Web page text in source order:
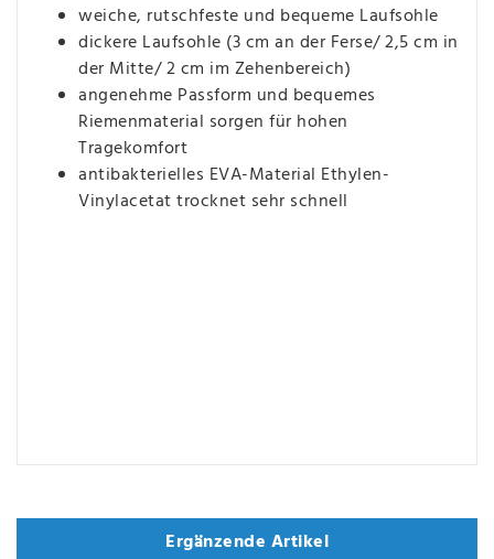
weiche, rutschfeste und bequeme Laufsohle
dickere Laufsohle (3 cm an der Ferse/ 2,5 cm in
der Mitte/ 2 cm im Zehenbereich)
angenehme Passform und bequemes
Riemenmaterial sorgen für hohen
Tragekomfort
antibakterielles EVA-Material Ethylen-
Vinylacetat trocknet sehr schnell
Ergänzende Artikel